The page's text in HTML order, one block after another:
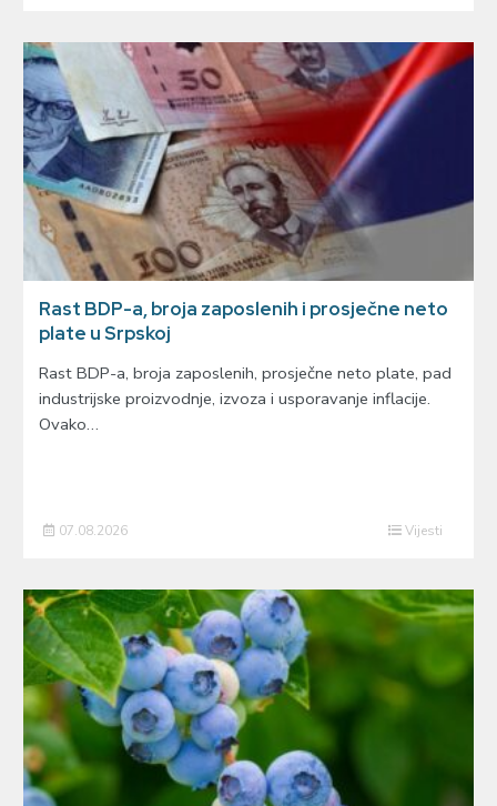
Rast BDP-a, broja zaposlenih i prosječne neto
plate u Srpskoj
Rast BDP-a, broja zaposlenih, prosječne neto plate, pad
industrijske proizvodnje, izvoza i usporavanje inflacije.
Ovako…
07.08.2026 Vijesti